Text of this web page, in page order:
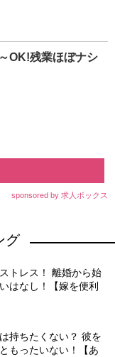
OK!残業ほぼナシ
sponsored by 求人ボックス
グ
トレス！ 離婚から始
はなし！【嫁を便利
持ちたくない？ 彼を
もったいない！【あ